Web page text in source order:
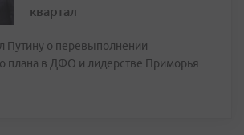
квартал
Путину о перевыполнении
плана в ДФО и лидерстве Приморья